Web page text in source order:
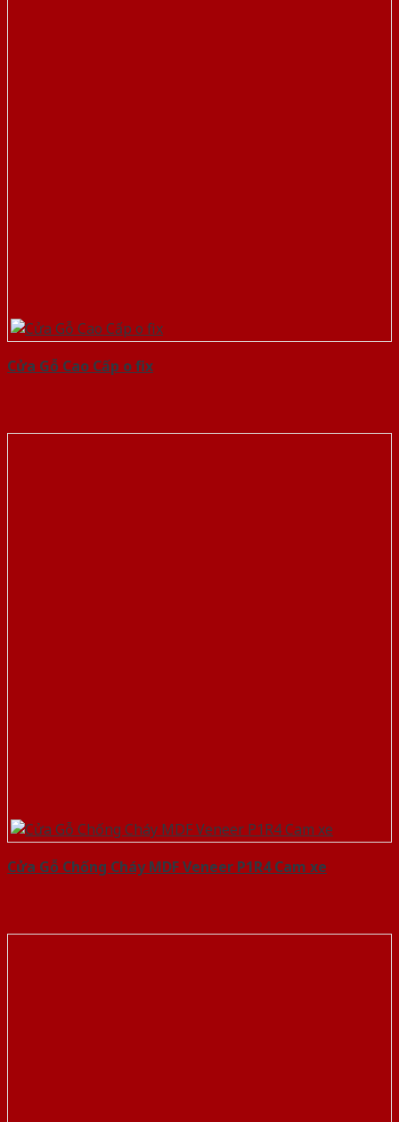
Cửa Gỗ Cao Cấp o fix
Cửa Gỗ Chống Cháy MDF Veneer P1R4 Cam xe